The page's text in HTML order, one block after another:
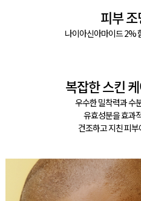
피부
나이아신아마이드 2%
복잡한 스킨
우수한 밀착력과 수
유효성분을 효과
건조하고 지친 피